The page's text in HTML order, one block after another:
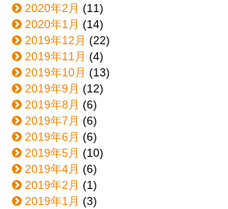
2020年2月 (11)
2020年1月 (14)
2019年12月 (22)
2019年11月 (4)
2019年10月 (13)
2019年9月 (12)
2019年8月 (6)
2019年7月 (6)
2019年6月 (6)
2019年5月 (10)
2019年4月 (6)
2019年2月 (1)
2019年1月 (3)